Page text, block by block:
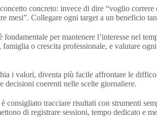
concreto: invece di dire “voglio
mesi”. Collegare ogni target a un beneficio
per mantenere l’interesse nel
o crescita professionale, e valutare
i valori, diventa più facile affrontare le
decisioni coerenti nelle scelte giornaliere.
consigliato tracciare risultati con strumenti
di registrare sessioni, tempo dedicato e